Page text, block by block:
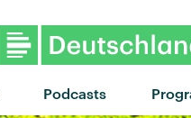
Podcasts